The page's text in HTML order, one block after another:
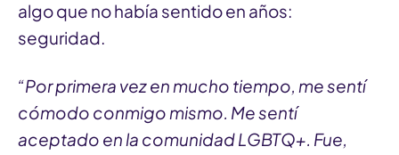
algo que no había sentido en años:
seguridad.
“Por primera vez en mucho tiempo, me sentí
cómodo conmigo mismo. Me sentí
aceptado en la comunidad LGBTQ+. Fue,